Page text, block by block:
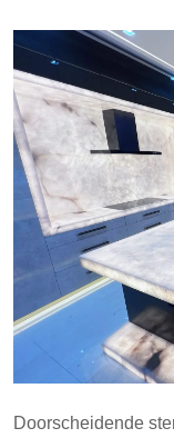
materialen
een gloei-
toevoegt
Deze platen
vanwege
Translucente
onderscheidend
interieurruimtes
Doorscheidende